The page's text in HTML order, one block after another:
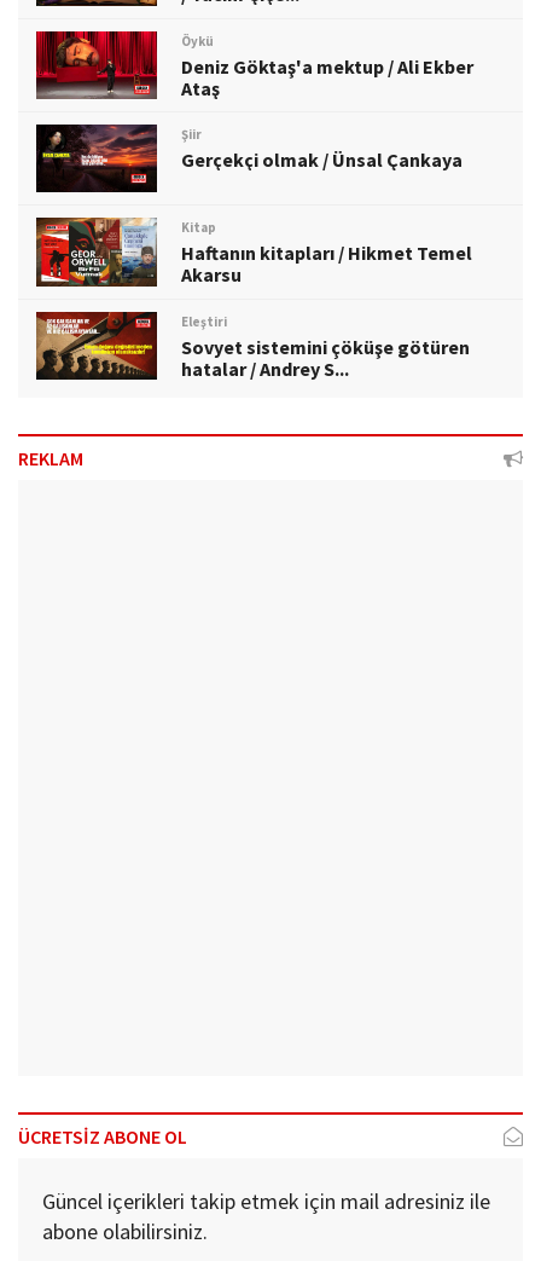
Öykü
Deniz Göktaş'a mektup / Ali Ekber
Ataş
Şiir
Gerçekçi olmak / Ünsal Çankaya
Kitap
Haftanın kitapları / Hikmet Temel
Akarsu
Eleştiri
Sovyet sistemini çöküşe götüren
hatalar / Andrey S...
REKLAM
ÜCRETSİZ ABONE OL
Güncel içerikleri takip etmek için mail adresiniz ile
abone olabilirsiniz.